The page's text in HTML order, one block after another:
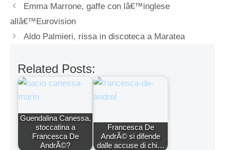
Emma Marrone, gaffe con lâ€™inglese
allâ€™Eurovision
Aldo Palmieri, rissa in discoteca a Maratea
Related Posts:
Guendalina Canessa,
stoccatina a
Francesca De
AndrÃ©?
Francesca De
AndrÃ© si difende
dalle accuse di chi…